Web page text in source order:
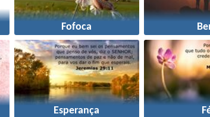
Fofoca
Esperança